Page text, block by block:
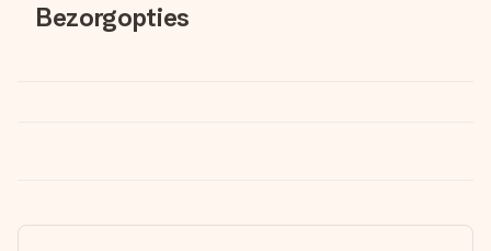
Bezorgopties